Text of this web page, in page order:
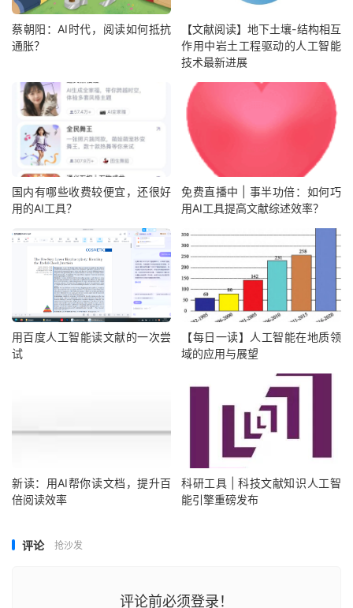
蔡朝阳：AI时代，阅读如何抵抗
通胀？
【文献阅读】地下土壤-结构相互
作用中岩土工程驱动的人工智能
技术最新进展
国内有哪些收费较便宜，还很好
用的AI工具？
免费直播中 | 事半功倍：如何巧
用AI工具提高文献综述效率？
用百度人工智能读文献的一次尝
试
【每日一读】人工智能在地质领
域的应用与展望
新读：用AI帮你读文档，提升百
倍阅读效率
科研工具 | 科技文献知识人工智
能引擎重磅发布
评论 抢沙发
评论前必须登录！